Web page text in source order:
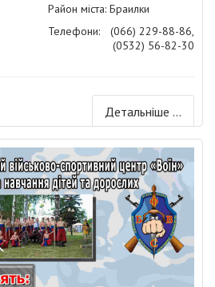
Район міста: Браилки
Телефони:
(066) 229-88-86,
(0532) 56-82-30
Детальніше ...